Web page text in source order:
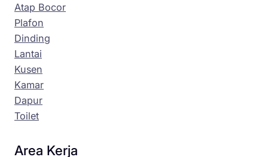
Atap Bocor
Plafon
Dinding
Lantai
Kusen
Kamar
Dapur
Toilet
Area Kerja